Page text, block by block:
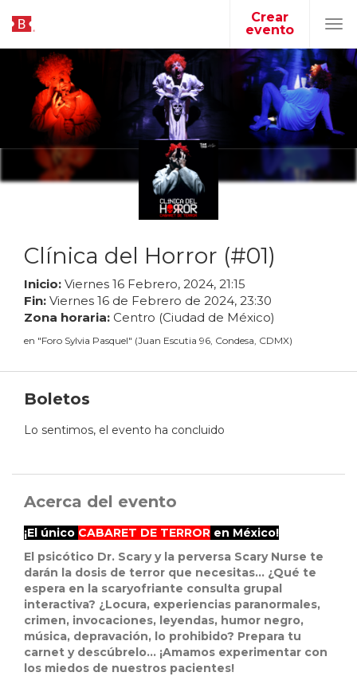
Crear
evento
Clínica del Horror (#01)
Inicio: Viernes 16 Febrero, 2024, 21:15
Fin: Viernes 16 de Febrero de 2024, 23:30
Zona horaria: Centro (Ciudad de México)
en "Foro Sylvia Pasquel" (Juan Escutia 96, Condesa, CDMX)
Boletos
Lo sentimos, el evento ha concluido
Acerca del evento
¡El único CABARET DE TERROR en México!
El psicótico Dr. Scary y la perversa Scary Nurse te
darán la dosis de terror que necesitas... ¿Qué te
espera en la scaryofriante consulta grupal
interactiva? ¿Locura, experiencias paranormales,
crimen, invocaciones, leyendas, humor negro,
música, depravación, lo prohibido? Prepara tu
carnet y descúbrelo... ¡Amamos experimentar con
los miedos de nuestros pacientes!